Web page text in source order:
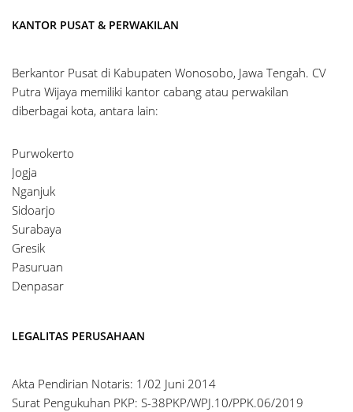
KANTOR PUSAT & PERWAKILAN
Berkantor Pusat di Kabupaten Wonosobo, Jawa Tengah. CV
Putra Wijaya memiliki kantor cabang atau perwakilan
diberbagai kota, antara lain:
Purwokerto
Jogja
Nganjuk
Sidoarjo
Surabaya
Gresik
Pasuruan
Denpasar
LEGALITAS PERUSAHAAN
Akta Pendirian Notaris: 1/02 Juni 2014
Surat Pengukuhan PKP: S-38PKP/WPJ.10/PPK.06/2019